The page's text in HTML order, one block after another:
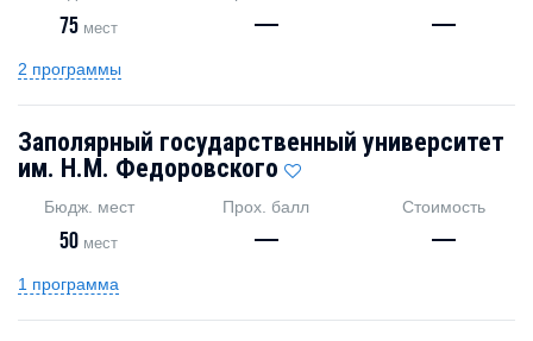
75 мест — —
2 программы
Заполярный государственный университет
им. Н.М. Федоровского
Бюдж. мест
50 мест
Прох. балл
—
Стоимость
—
1 программа